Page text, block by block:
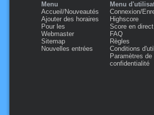
Menu
Accueil/Nouveautés
Ajouter des horaires
Pour les
Webmaster
Sitemap
Nouvelles entrées
Menu
Connexion/
Highscore
Score en direct
FAQ
Règles
Conditions
Paramètres de
confidentialité